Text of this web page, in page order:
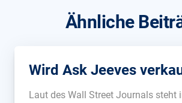
Ähnliche
Wird Ask Jeeves
Laut des Wall Street Journals steht